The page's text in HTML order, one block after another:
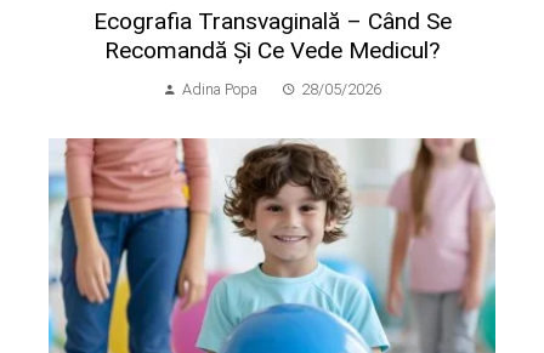
Ecografia Transvaginală – Când Se
Recomandă Și Ce Vede Medicul?
Adina Popa 28/05/2026